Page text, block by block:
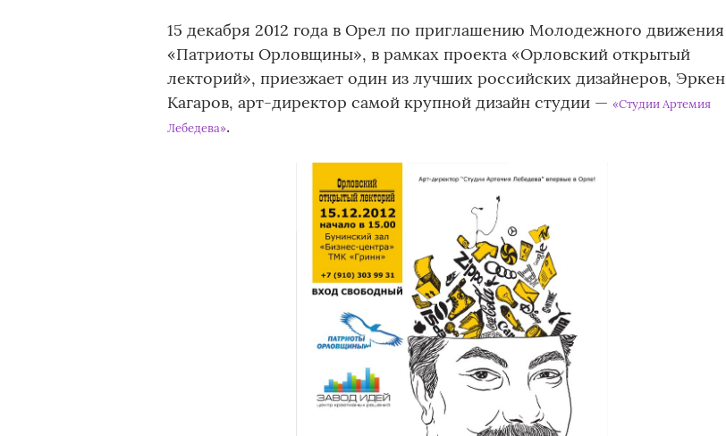
15 декабря 2012 года в Орел по приглашению Молодежного движения
«Патриоты Орловщины», в рамках проекта «Орловский открытый
лекторий», приезжает один из лучших российских дизайнеров, Эркен
Кагаров, арт-директор самой крупной дизайн студии — «Cтудии Артемия
Лебедева».